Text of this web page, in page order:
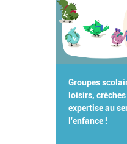
Groupes
loisirs,
expertise au
l'enfance !